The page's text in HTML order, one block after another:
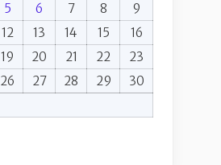
5 6 7 8
9
12 13 14 15
16
19 20 21 22
23
26 27 28 29
30